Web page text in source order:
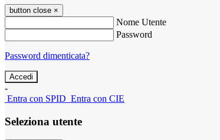
button close ×
Nome Utente
Password
Password dimenticata?
-
Entra con SPID Entra con CIE
Seleziona utente